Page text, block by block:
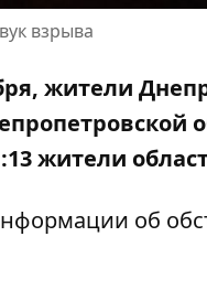
взрыва
жители
жители
об